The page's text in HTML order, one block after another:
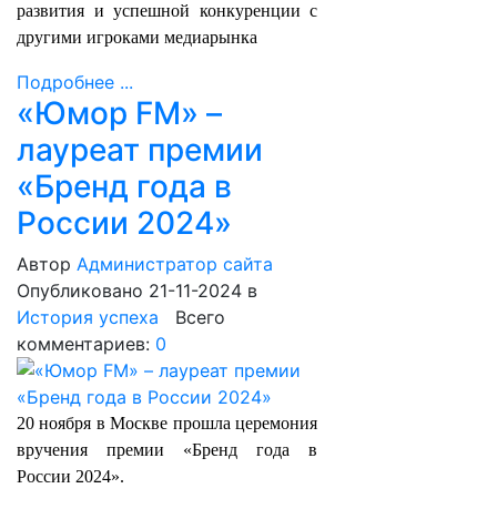
развития и успешной конкуренции с
другими игроками медиарынка
Подробнее ...
«Юмор FM» –
лауреат премии
«Бренд года в
России 2024»
Автор Администратор сайта
Опубликовано 21-11-2024 в
История успеха Всего
комментариев: 0
20 ноября в Москве прошла церемония
вручения премии «Бренд года в
России 2024».